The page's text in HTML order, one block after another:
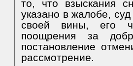
то, что взыскания
указано в жалобе,
своей вины, его
поощрения за
постановление
рассмотрение.